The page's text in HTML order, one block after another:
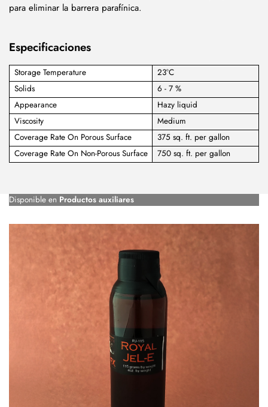
para eliminar la barrera parafínica.
Especificaciones
Storage Temperature
23°C
Solids
6 - 7 %
Appearance
Hazy liquid
Viscosity
Medium
Coverage Rate On Porous Surface
375 sq. ft. per gallon
Coverage Rate On Non-Porous Surface
750 sq. ft. per gallon
Disponible en Productos auxiliares